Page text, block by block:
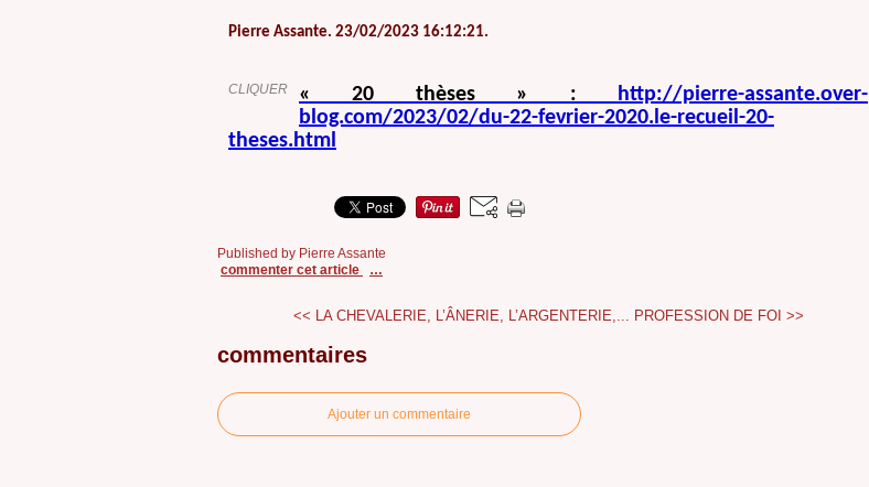
Pierre Assante. 23/02/2023 16:12:21.
CLIQUER « 20 thèses » : http://pierre-assante.over-
blog.com/2023/02/du-22-fevrier-2020.le-recueil-20-
theses.html
Published by Pierre Assante
commenter cet article
…
<< LA CHEVALERIE, L’ÂNERIE, L’ARGENTERIE,... PROFESSION DE FOI >>
commentaires
Ajouter un commentaire